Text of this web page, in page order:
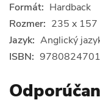
Formát: Hardback
Rozmer: 235 x 157
Jazyk: Anglický
ISBN: